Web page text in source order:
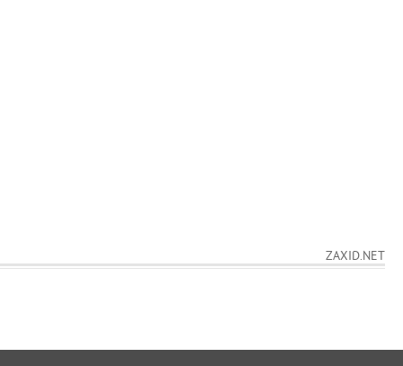
ZAXID.NET